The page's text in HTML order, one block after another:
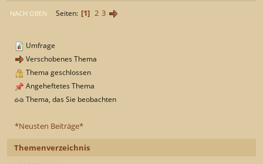
*Neusten Beiträge*
Themenverzeichnis
NACH OBEN Seiten 1 2 3
Umfrage
Verschobenes Thema
Thema geschlossen
Angeheftetes Thema
Thema, das Sie beobachten